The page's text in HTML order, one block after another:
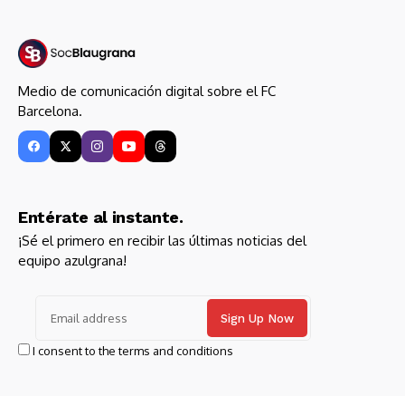
Medio de comunicación digital sobre el FC
Barcelona.
Entérate al instante.
¡Sé el primero en recibir las últimas noticias del
equipo azulgrana!
I consent to the terms and conditions